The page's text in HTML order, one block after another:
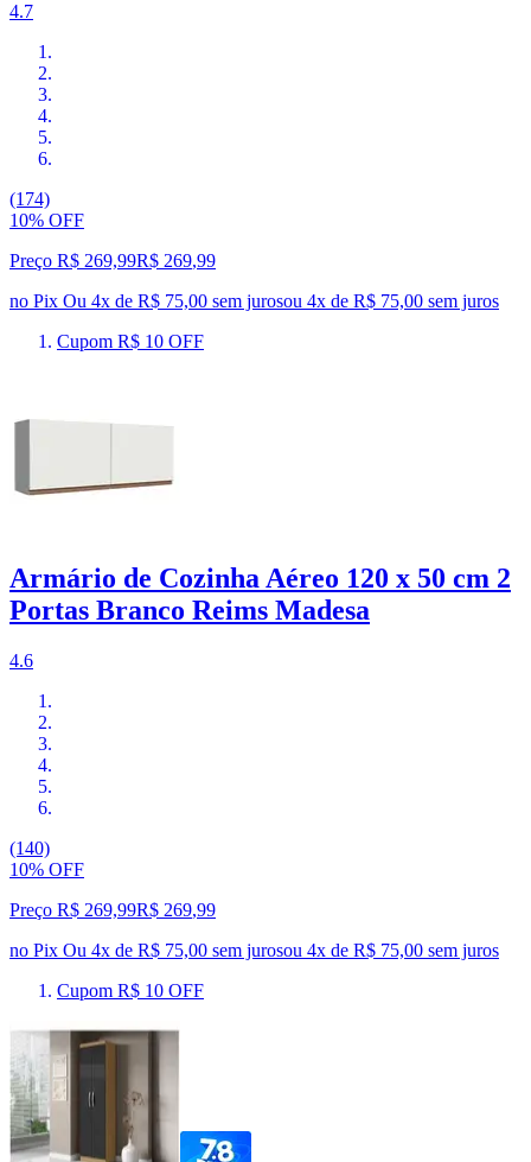
4.7
(174)
10% OFF
Preço R$ 269,99R$ 269,99
no Pix Ou 4x de R$ 75,00 sem jurosou 4x de R$ 75,00 sem juros
Cupom R$ 10 OFF
Armário de Cozinha Aéreo 120 x 50 cm 2
Portas Branco Reims Madesa
4.6
(140)
10% OFF
Preço R$ 269,99R$ 269,99
no Pix Ou 4x de R$ 75,00 sem jurosou 4x de R$ 75,00 sem juros
Cupom R$ 10 OFF